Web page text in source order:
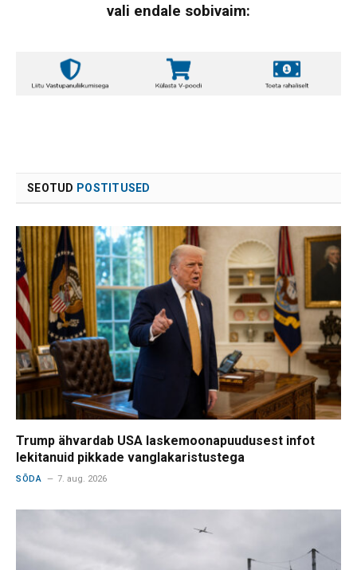
vali endale sobivaim:
SEOTUD POSTITUSED
Trump ähvardab USA laskemoonapuudusest infot
lekitanuid pikkade vanglakaristustega
SÕDA 7. aug. 2026